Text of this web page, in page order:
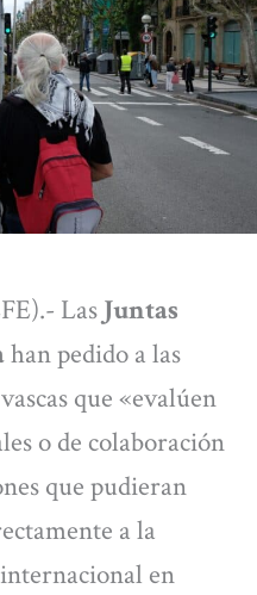
Las Juntas
han pedido a las
que «evalúen
o de colaboración
que pudieran
a la
en